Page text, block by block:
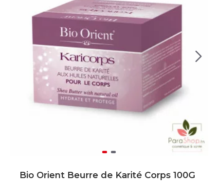
Bio Orient Beurre de Karité Corps 100G